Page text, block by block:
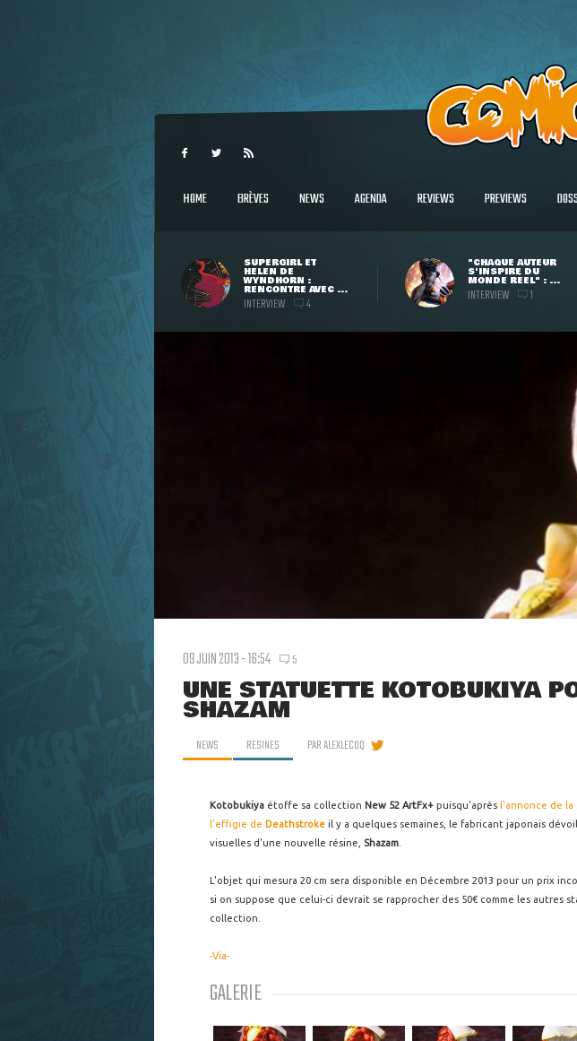
HOME BRÈVES NEWS AGENDA REVIEWS PREVIEWS
SUPERGIRL ET
HELEN DE
WYNDHORN :
RENCONTRE AVEC ...
INTERVIEW 4
"CHAQUE AUTEUR
S'INSPIRE DU
MONDE RÉEL" : ...
INTERVIEW 1
09 JUIN 2013 - 16:54 5
UNE STATUETTE KOTOBUKIYA
SHAZAM
NEWS RESINES PARALEXLECOQ
Kotobukiya étoffe sa collection New 52 ArtFx+ puisqu'après l'annonce de
l’effigie de Deathstroke il y a quelques semaines, le fabricant japonais
visuelles d'une nouvelle résine, Shazam
L'objet qui mesura 20 cm sera disponible en Décembre 2013 pour un prix
si on suppose que celui-ci devrait se rapprocher des 50€ comme les autres
collection.
-Via-
GALERIE